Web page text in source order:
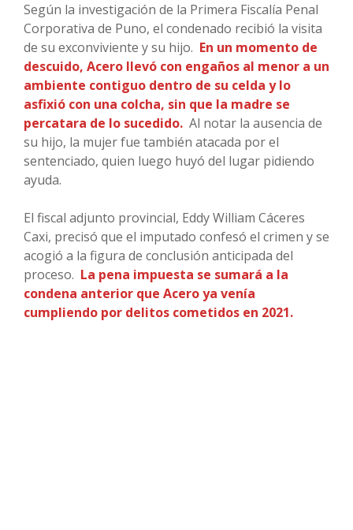
Según la investigación de la Primera Fiscalía Penal
Corporativa de Puno, el condenado recibió la visita
de su exconviviente y su hijo. En un momento de
descuido, Acero llevó con engaños al menor a un
ambiente contiguo dentro de su celda y lo
asfixió con una colcha, sin que la madre se
percatara de lo sucedido. Al notar la ausencia de
su hijo, la mujer fue también atacada por el
sentenciado, quien luego huyó del lugar pidiendo
ayuda.
El fiscal adjunto provincial, Eddy William Cáceres
Caxi, precisó que el imputado confesó el crimen y se
acogió a la figura de conclusión anticipada del
proceso. La pena impuesta se sumará a la
condena anterior que Acero ya venía
cumpliendo por delitos cometidos en 2021.